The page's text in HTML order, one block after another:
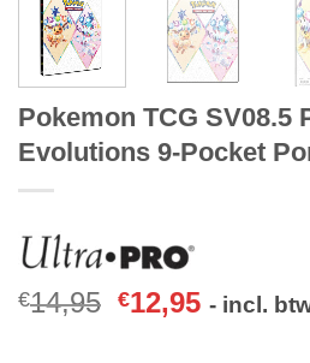
Pokemon TCG SV08.5
Evolutions 9-Pocket
€14,95 €12,95 - incl.